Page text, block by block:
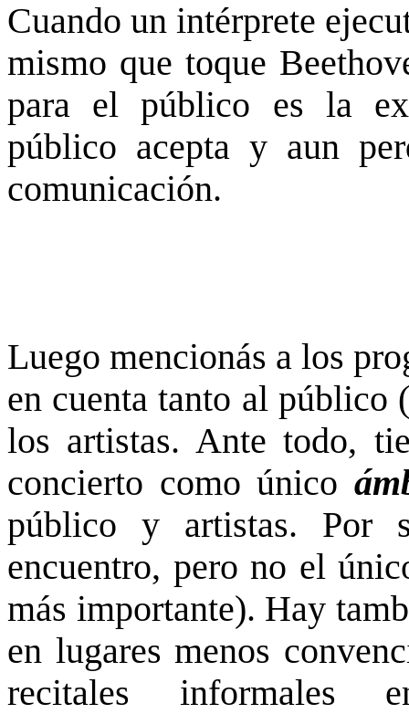
Cuando un intérprete
mismo que toque
para el público es la
público acepta y aun
comunicación.
Luego mencionás a los
en cuenta tanto al público
los artistas. Ante todo,
concierto como único
público y artistas. Por
encuentro, pero no el
más importante). Hay
en lugares menos
recitales informales